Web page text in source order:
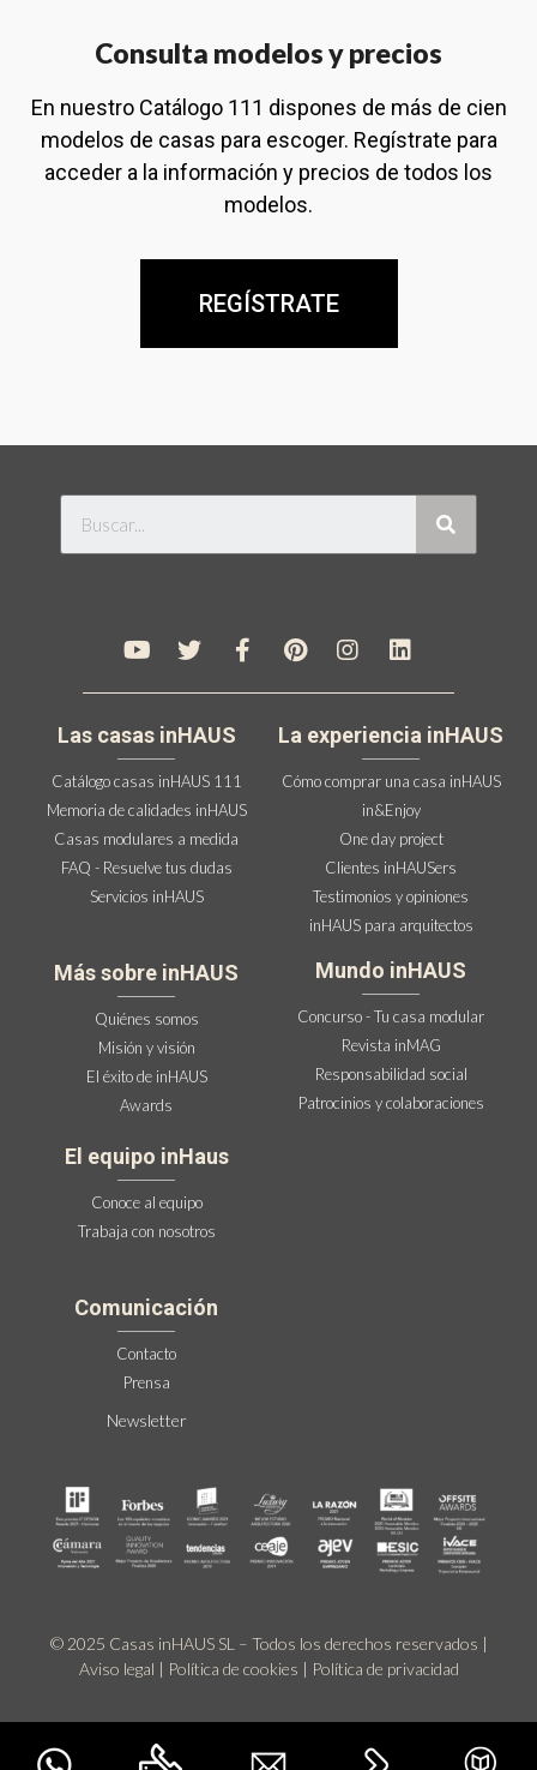
Consulta modelos y precios
En nuestro Catálogo 111 dispones de más de cien
modelos de casas para escoger. Regístrate para
acceder a la información y precios de todos los
modelos.
REGÍSTRATE
Las casas inHAUS
Catálogo casas inHAUS 111
Memoria de calidades inHAUS
Casas modulares a medida
FAQ - Resuelve tus dudas
Servicios inHAUS
Más sobre inHAUS
Quiénes somos
Misión y visión
El éxito de inHAUS
Awards
La experiencia inHAUS
Cómo comprar una casa inHAUS
in&Enjoy
One day project
Clientes inHAUSers
Testimonios y opiniones
inHAUS para arquitectos
Mundo inHAUS
Concurso - Tu casa modular
Revista inMAG
Responsabilidad social
Patrocinios y colaboraciones
El equipo inHaus
Conoce al equipo
Trabaja con nosotros
Comunicación
Contacto
Prensa
Newsletter
© 2025 Casas inHAUS SL – Todos los derechos reservados |
Aviso legal | Política de cookies | Política de privacidad